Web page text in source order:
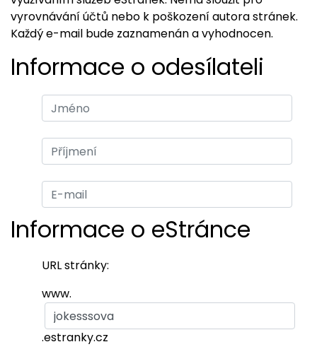
vyrovnávání účtů nebo k poškození autora stránek.
Každý e-mail bude zaznamenán a vyhodnocen.
Informace o odesílateli
Informace o eStránce
URL stránky:
www.
.estranky.cz